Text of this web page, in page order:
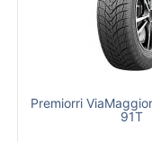
Premiorri
91T